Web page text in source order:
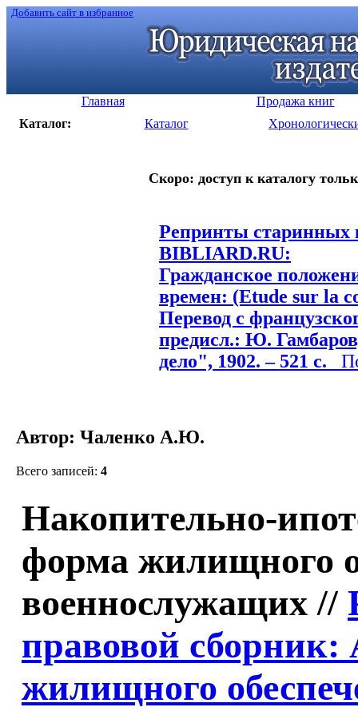
Добавить сайт в избранное
Главная
Продажа книг
Каталог:
Каталог
Скоро: доступ к каталогу
Репринты старинных
BIBLIARD.RU:
Гражданское
времен: (Etude sur la
Перевод с
предисл.: Ю.
дело", 1902. – 521 с.
Автор: Чаленко А.Ю.
Всего записей: 4
Накопительно-
форма жилищного
военнослужащих //
правовой
жилищного